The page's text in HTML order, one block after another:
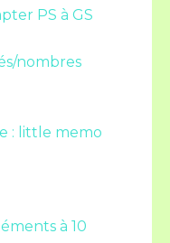
PS à GS
nombres
: little memo
à 10